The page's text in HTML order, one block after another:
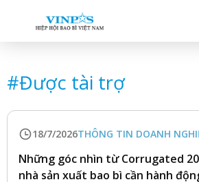
#Được tài trợ
18/7/2026THÔNG TIN DOANH
Những góc nhìn từ Corrugated
nhà sản xuất bao bì cần hành